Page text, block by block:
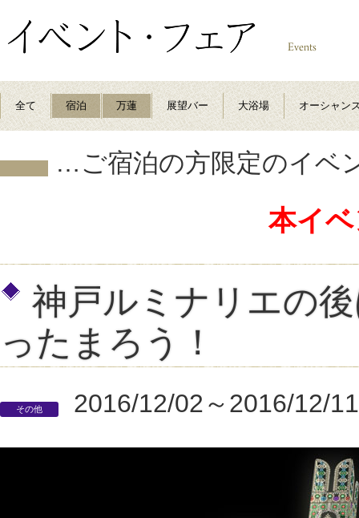
全て 宿泊 万蓮 展望バー 大浴場 オーシャン
…ご宿泊の方限定のイベ
本イ
神戸ルミナリエの
ったまろう！
その他 2016/12/02～2016/12/11